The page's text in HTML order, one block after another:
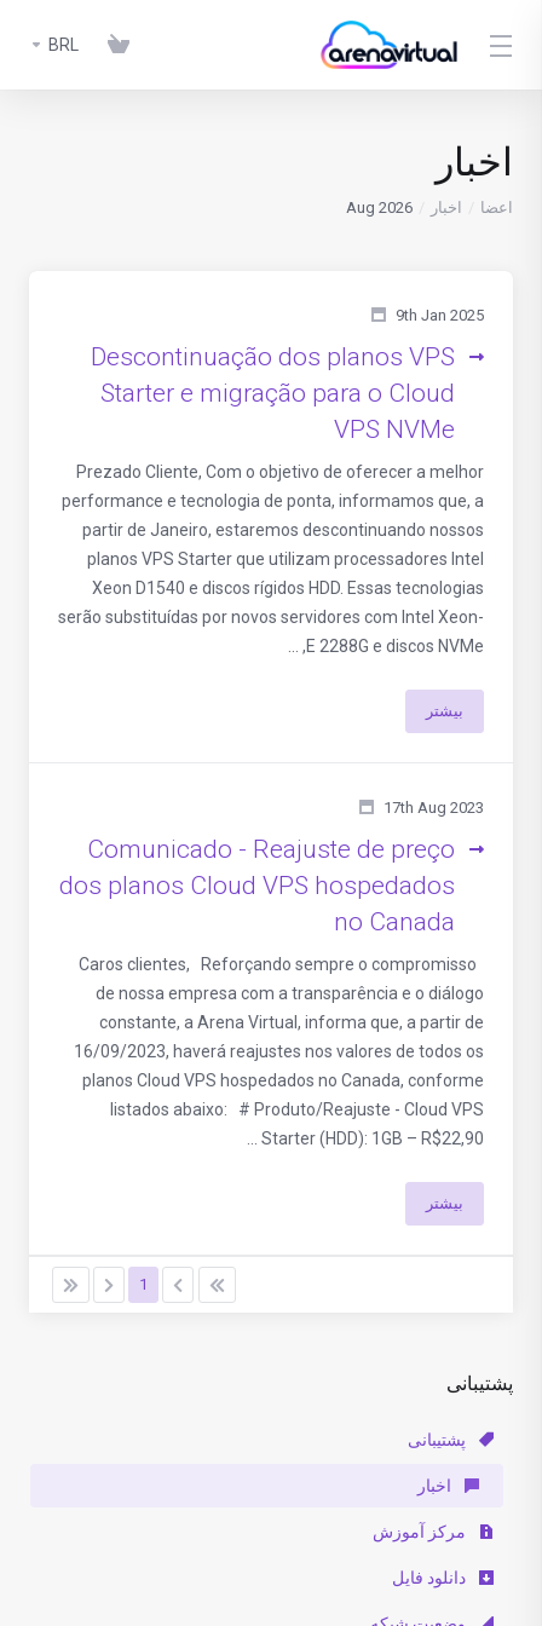
BRL
اخبار
اعضا اخبار Aug 2026
پشتیبانی
پشتیبانی
اخبار
مرکز آموزش
دانلود فایل
9th Jan 2025
Descontinuação dos planos VPS
Starter e migração para o Cloud
VPS NVMe
Prezado Cliente, Com o objetivo de oferecer a melhor
performance e tecnologia de ponta, informamos que, a
partir de Janeiro, estaremos descontinuando nossos
planos VPS Starter que utilizam processadores Intel
Xeon D1540 e discos rígidos HDD. Essas tecnologias
serão substituídas por novos servidores com Intel Xeon-
E 2288G e discos NVMe, ...
بیشتر
17th Aug 2023
Comunicado - Reajuste de preço
dos planos Cloud VPS hospedados
no Canada
Caros clientes, Reforçando sempre o compromisso
de nossa empresa com a transparência e o diálogo
constante, a Arena Virtual, informa que, a partir de
16/09/2023, haverá reajustes nos valores de todos os
planos Cloud VPS hospedados no Canada, conforme
listados abaixo: # Produto/Reajuste - Cloud VPS
Starter (HDD): 1GB – R$22,90 ...
بیشتر
1